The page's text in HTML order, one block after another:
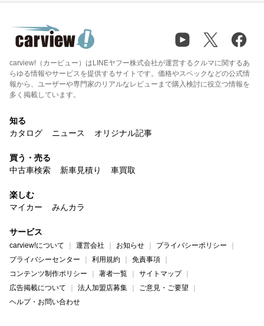
carview!（カービュー）はLINEヤフー株式会社が運営するクルマに関するあ
らゆる情報やサービスを提供するサイトです。価格やスペックなどの公式情
報から、ユーザーや専門家のリアルなレビューまで購入検討に役立つ情報を
多く掲載しています。
知る
カタログ
ニュース オリジナル記事
買う・売る
中古車検索
新車見積り 車買取
楽しむ
マイカー
みんカラ
サービス
carview!について 運営会社 お知らせ
プライバシーポリシー
プライバシーセンター
利用規約
免責事項
コンテンツ制作ポリシー
著者一覧
サイトマップ
広告掲載について
法人加盟店募集
ご意見・ご要望
ヘルプ・お問い合わせ